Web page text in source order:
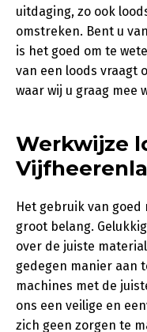
uitdaging, zo ook
omstreken. Bent u
is het goed om te
van een loods vraagt
waar wij u graag mee
Werkwijze
Het gebruik van
groot belang.
over de juiste
gedegen manier aan
machines met de
ons een veilige en
zich geen zorgen te